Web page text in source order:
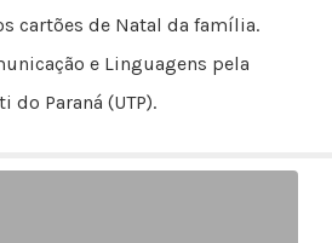
cartões de Natal da família.
e Linguagens pela
do Paraná (UTP).